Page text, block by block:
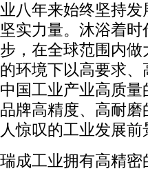
业八年来始终坚持
坚实力量。沐浴着
步，在全球范围内
的环境下以高要求
中国工业产业高质
品牌高精度、高耐
人惊叹的工业发展前
瑞成工业拥有高精